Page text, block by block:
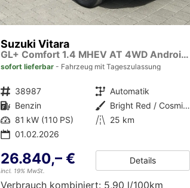
Suzuki Vitara
GL+ Comfort 1.4 MHEV AT 4WD Android Auto*Navi*SHZ*ACC*Kamera*Klimauto*LED*PrivacyGlas
sofort lieferbar Fahrzeug mit Tageszulassung
Fahrzeugnr. 38987 Getriebe Automatik
Kraftstoff Benzin Außenfarbe
Bright Red / Cosmic Black Pearl Metallic
Leistung 81 kW (110 PS) Kilometerstand 25 km
01.02.2026
26.840,– €
incl. 19% MwSt.
Details
Verbrauch kombiniert: 5,90 l/100km